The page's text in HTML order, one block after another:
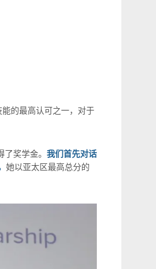
的最高认可之一，对于
奖学金。 我们首先对话
她以亚太区最高总分的